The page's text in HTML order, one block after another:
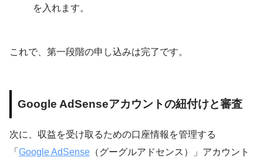
を入れます。
これで、第一段階の申し込みは完了です。
Google AdSenseアカウントの紐付けと審査
次に、収益を受け取るための口座情報を管理する
「 Google AdSense （グーグルアドセンス）」アカウント